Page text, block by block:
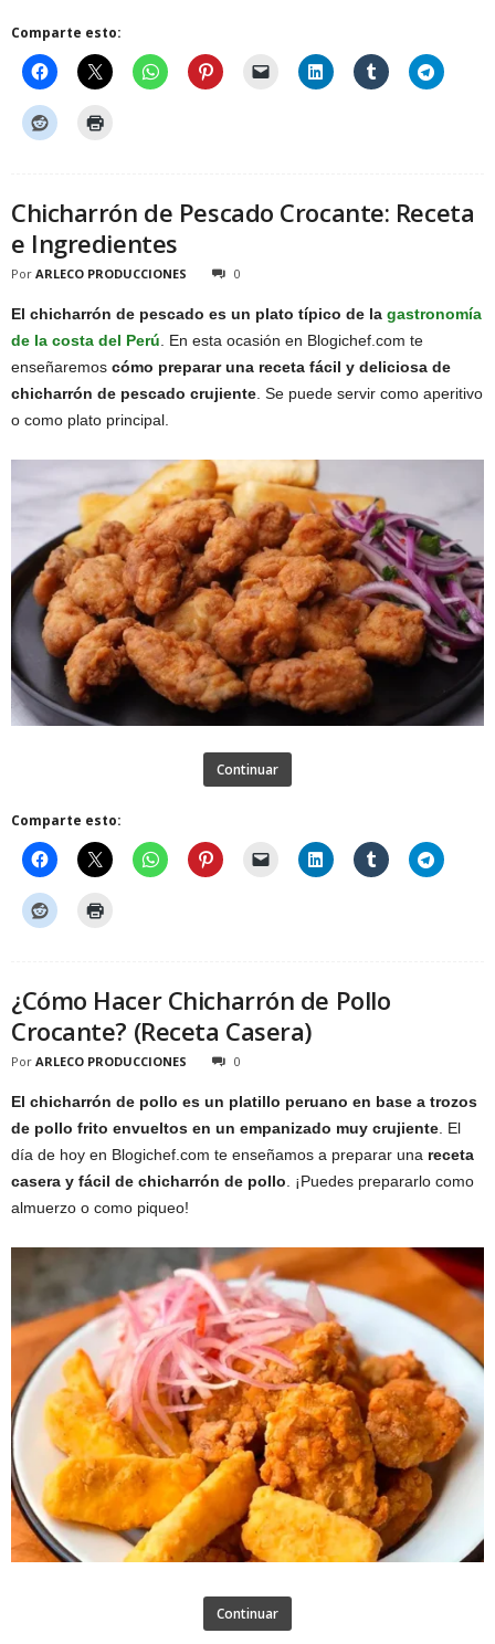
Comparte esto:
Chicharrón de Pescado Crocante: Receta
e Ingredientes
Por ARLECO PRODUCCIONES 0
El chicharrón de pescado es un plato típico de la gastronomía
de la costa del Perú . En esta ocasión en Blogichef.com te
enseñaremos cómo preparar una receta fácil y deliciosa de
chicharrón de pescado crujiente . Se puede servir como aperitivo
o como plato principal.
Continuar
Comparte esto:
¿Cómo Hacer Chicharrón de Pollo
Crocante? (Receta Casera)
Por ARLECO PRODUCCIONES 0
El chicharrón de pollo es un platillo peruano en base a trozos
de pollo frito envueltos en un empanizado muy crujiente . El
día de hoy en Blogichef.com te enseñamos a preparar una receta
casera y fácil de chicharrón de pollo . ¡Puedes prepararlo como
almuerzo o como piqueo!
Continuar